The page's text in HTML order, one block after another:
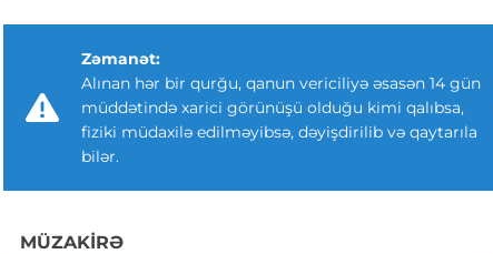
Zəmanət:
Alınan hər bir qurğu, qanun vericiliyə əsasən 14 gün
müddətində xarici görünüşü olduğu kimi qalıbsa,
fiziki müdaxilə edilməyibsə, dəyişdirilib və qaytarıla
bilər.
MÜZAKIRƏ